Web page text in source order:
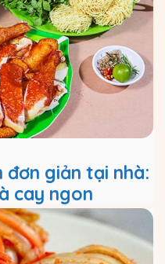
giản tại nhà:
cay ngon